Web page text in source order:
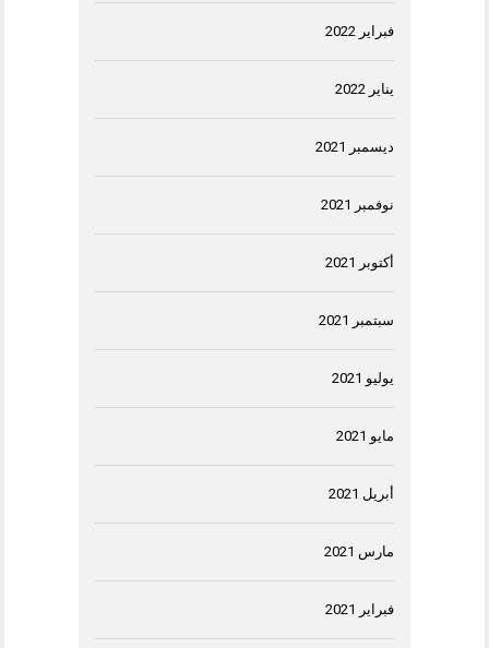
فبراير 2022
يناير 2022
ديسمبر 2021
نوفمبر 2021
أكتوبر 2021
سبتمبر 2021
يوليو 2021
مايو 2021
أبريل 2021
مارس 2021
فبراير 2021